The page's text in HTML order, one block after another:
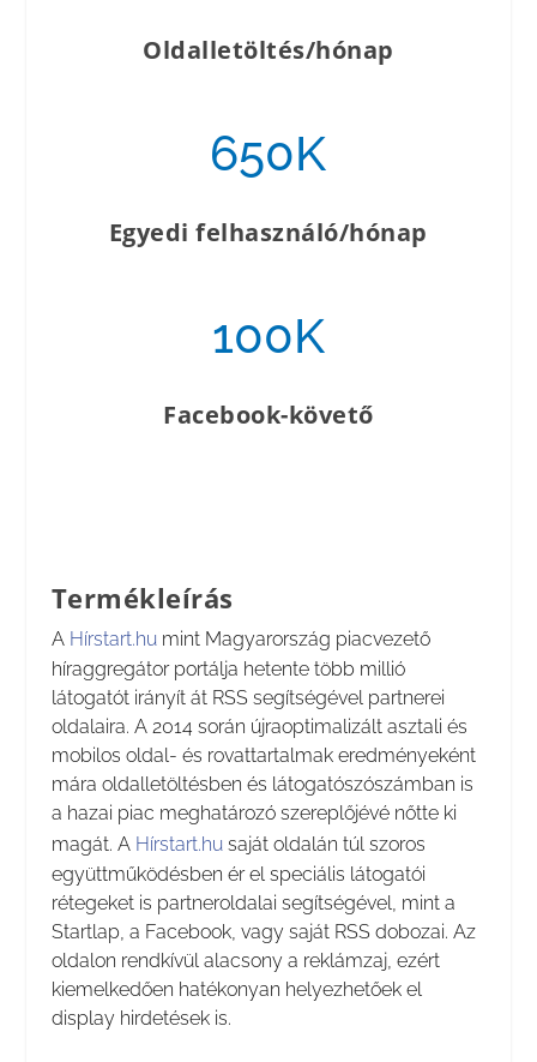
Oldalletöltés/hónap
650K
Egyedi felhasználó/hónap
100K
Facebook-követő
Termékleírás
A Hírstart.hu mint Magyarország piacvezető
híraggregátor portálja hetente több millió
látogatót irányít át RSS segítségével partnerei
oldalaira. A 2014 során újraoptimalizált asztali és
mobilos oldal- és rovattartalmak eredményeként
mára oldalletöltésben és látogatószószámban is
a hazai piac meghatározó szereplőjévé nőtte ki
magát. A Hírstart.hu saját oldalán túl szoros
együttműködésben ér el speciális látogatói
rétegeket is partneroldalai segítségével, mint a
Startlap, a Facebook, vagy saját RSS dobozai. Az
oldalon rendkívül alacsony a reklámzaj, ezért
kiemelkedően hatékonyan helyezhetőek el
display hirdetések is.